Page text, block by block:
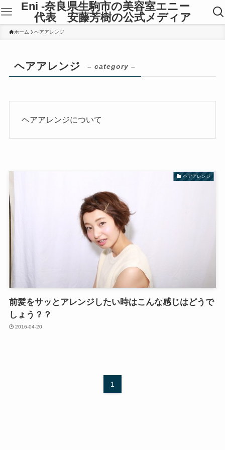
Eni -奈良県生駒市の美容室エニー
代表 安藤芳樹の公式メディア
ホーム ヘアアレンジ
ヘアアレンジ – category –
ヘアアレンジについて
ヘアアレンジ
前髪をサッとアレンジしたい時はこんな感じはどうで
しょう？？
2016-04-20
1